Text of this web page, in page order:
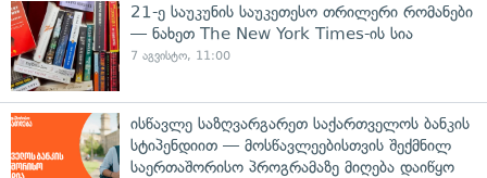
21-ე საუკუნის საუკეთესო თრილერი რომანები
— ნახეთ The New York Times-ის სია
7 აგვისტო, 11:00
ისწავლე საზღვარგარეთ საქართველოს ბანკის
სტიპენდიით — მოსწავლეებისთვის შექმნილ
საერთაშორისო პროგრამაზე მიღება დაიწყო